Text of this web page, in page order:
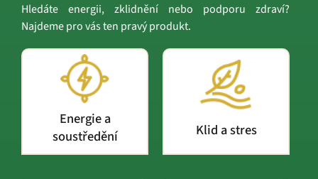
Hledáte energii, zklidnění nebo podporu zdraví?
Najdeme pro vás ten pravý produkt.
Energie a
soustředění
Klid a stres